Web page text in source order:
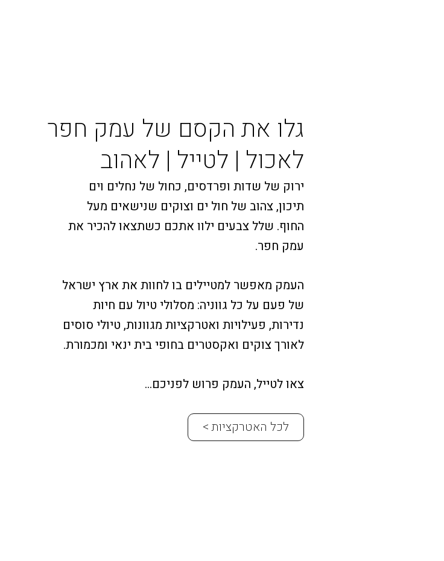
גלו את הקסם של עמק חפר
לאכול | לטייל | לאהוב
ירוק של שדות ופרדסים, כחול של נחלים וים
תיכון, צהוב של חול ים וצוקים שנישאים מעל
החוף. שלל צבעים ילוו אתכם כשתצאו להכיר את
עמק חפר.
העמק מאפשר למטיילים בו לחוות את ארץ ישראל
של פעם על כל גווניה: מסלולי טיול עם חיות
נדירות, פעילויות ואטרקציות מגוונות, טיולי סוסים
לאורך צוקים ואקסטרים בחופי בית ינאי ומכמורת.
צאו לטייל, העמק פרוש לפניכם…
לכל האטרקציות >